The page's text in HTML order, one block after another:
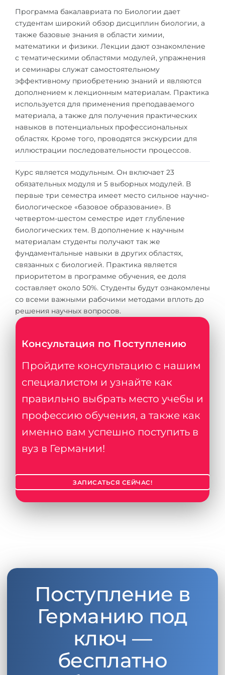
ПРОФЕССИИ
Специальности
Примеры вакансий
КАРЬЕРНОЕ ОРИЕНТИРОВАНИЕ
Тест Голланда
Тест Карта Интересов
Успехна
100%
Наши студенты успешно поступают
КОНСУЛЬТАЦИЯ!
Медицина
Инженерия
Физика
Менеджмент
Другая специальность
ПОСТУПАЕМ ИЗ...
Россия
Казахстан
Азербайджан
Армения
Беларусь
Другая страна
ЗАПИСАТЬСЯ НА КОНСУЛЬТАЦИЮ
Программа бакалавриата по Биологии дает
студентам широкий обзор дисциплин биологии, а
также базовые знания в области химии,
математики и физики. Лекции дают ознакомление
с тематическими областями модулей, упражнения
и семинары служат самостоятельному
эффективному приобретению знаний и являются
дополнением к лекционным материалам. Практика
используется для применения преподаваемого
материала, а также для получения практических
навыков в потенциальных профессиональных
областях. Кроме того, проводятся экскурсии для
иллюстрации последовательности процессов.
Курс является модульным. Он включает 23
обязательных модуля и 5 выборных модулей. В
первые три семестра имеет место сильное научно-
биологическое «базовое образование». В
четвертом-шестом семестре идет глубление
биологических тем. В дополнение к научным
материалам студенты получают так же
фундаментальные навыки в других областях,
связанных с биологией. Практика является
приоритетом в программе обучения, ее доля
составляет около 50%. Студенты будут ознакомлены
со всеми важными рабочими методами вплоть до
решения научных вопросов.
Консультация по Поступлению
Пройдите консультацию с нашим
специалистом и узнайте как
правильно выбрать место учебы и
профессию обучения, а также как
именно вам успешно поступить в
вуз в Германии!
ЗАПИСАТЬСЯ СЕЙЧАС!
Поступление в
Германию под
ключ —
бесплатно